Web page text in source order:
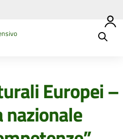
Europei –